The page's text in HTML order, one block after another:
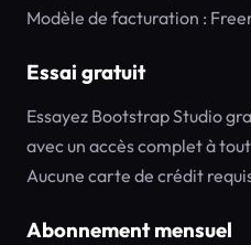
Modèle de facturation :
Essai gratuit
Essayez Bootstrap Studio
avec un accès complet à
Aucune carte de crédit
Abonnement mensuel